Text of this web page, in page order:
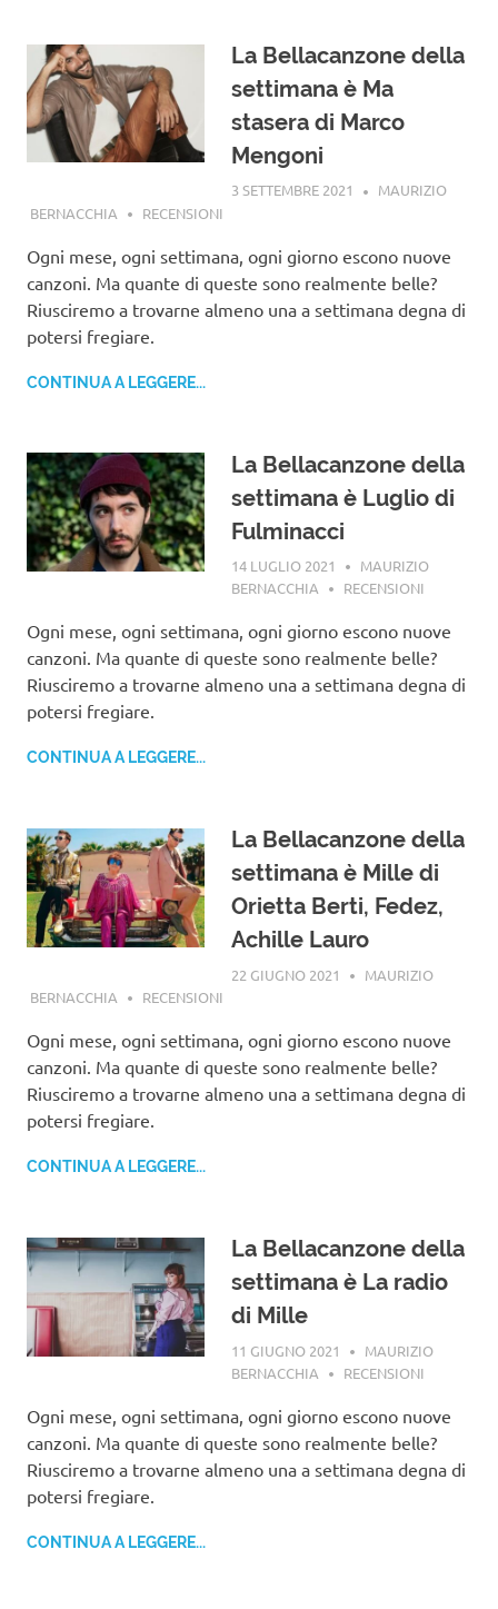
La Bellacanzone della
settimana è Ma
stasera di Marco
Mengoni
3 SETTEMBRE 2021
MAURIZIO
BERNACCHIA
RECENSIONI
Ogni mese, ogni settimana, ogni giorno escono nuove
canzoni. Ma quante di queste sono realmente belle?
Riusciremo a trovarne almeno una a settimana degna di
potersi fregiare.
CONTINUA A LEGGERE...
La Bellacanzone della
settimana è Luglio di
Fulminacci
14 LUGLIO 2021
MAURIZIO
BERNACCHIA
RECENSIONI
Ogni mese, ogni settimana, ogni giorno escono nuove
canzoni. Ma quante di queste sono realmente belle?
Riusciremo a trovarne almeno una a settimana degna di
potersi fregiare.
CONTINUA A LEGGERE...
La Bellacanzone della
settimana è Mille di
Orietta Berti, Fedez,
Achille Lauro
22 GIUGNO 2021
MAURIZIO
BERNACCHIA
RECENSIONI
Ogni mese, ogni settimana, ogni giorno escono nuove
canzoni. Ma quante di queste sono realmente belle?
Riusciremo a trovarne almeno una a settimana degna di
potersi fregiare.
CONTINUA A LEGGERE...
La Bellacanzone della
settimana è La radio
di Mille
11 GIUGNO 2021
MAURIZIO
BERNACCHIA
RECENSIONI
Ogni mese, ogni settimana, ogni giorno escono nuove
canzoni. Ma quante di queste sono realmente belle?
Riusciremo a trovarne almeno una a settimana degna di
potersi fregiare.
CONTINUA A LEGGERE...